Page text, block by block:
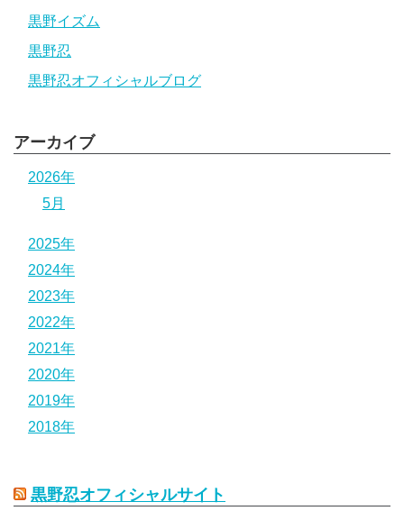
黒野イズム
黒野忍
黒野忍オフィシャルブログ
アーカイブ
2026年
5月
2025年
2024年
2023年
2022年
2021年
2020年
2019年
2018年
黒野忍オフィシャルサイト